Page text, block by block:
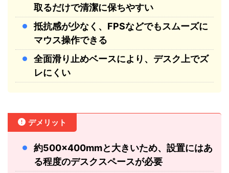
取るだけで清潔に保ちやすい
抵抗感が少なく、FPSなどでもスムーズに
マウス操作できる
全面滑り止めベースにより、デスク上でズ
レにくい
デメリット
約500×400mmと大きいため、設置にはあ
る程度のデスクスペースが必要